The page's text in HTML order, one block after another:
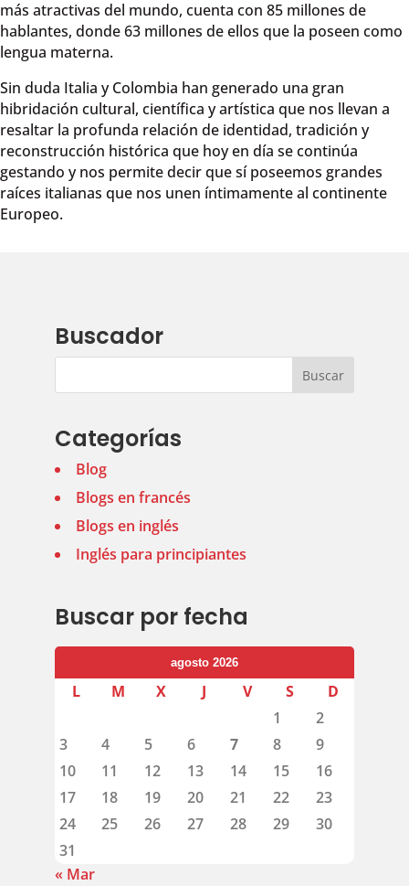
más atractivas del mundo, cuenta con 85 millones de
hablantes, donde 63 millones de ellos que la poseen como
lengua materna.
Sin duda Italia y Colombia han generado una gran
hibridación cultural, científica y artística que nos llevan a
resaltar la profunda relación de identidad, tradición y
reconstrucción histórica que hoy en día se continúa
gestando y nos permite decir que sí poseemos grandes
raíces italianas que nos unen íntimamente al continente
Europeo.
Buscador
Categorías
Blog
Blogs en francés
Blogs en inglés
Inglés para principiantes
Buscar por fecha
agosto 2026
L M X J V S
D
1
2
3
4 5 6 7 8
9
10
11 12 13 14 15
16
17
18 19 20 21 22
23
24
25 26 27 28 29
30
31
« Mar